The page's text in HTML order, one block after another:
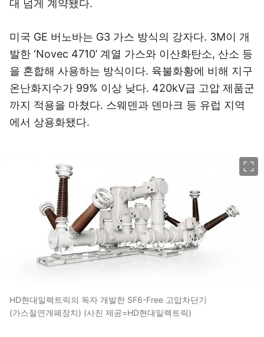
대 넘게 계약됐다.
미국 GE 버노바는 G3 가스 방식의 강자다. 3M이 개
발한 ‘Novec 4710’ 계열 가스와 이산화탄소, 산소 등
을 혼합해 사용하는 방식이다. 육불화황에 비해 지구
온난화지수가 99% 이상 낮다. 420kV급 고압 제품군
까지 적용을 마쳤다. 스웨덴과 덴마크 등 유럽 지역
에서 상용화됐다.
HD현대일렉트릭의 독자 개발한 SF6-Free 고압차단기
(가스절연개폐장치) (사진 제공=HD현대일렉트릭)